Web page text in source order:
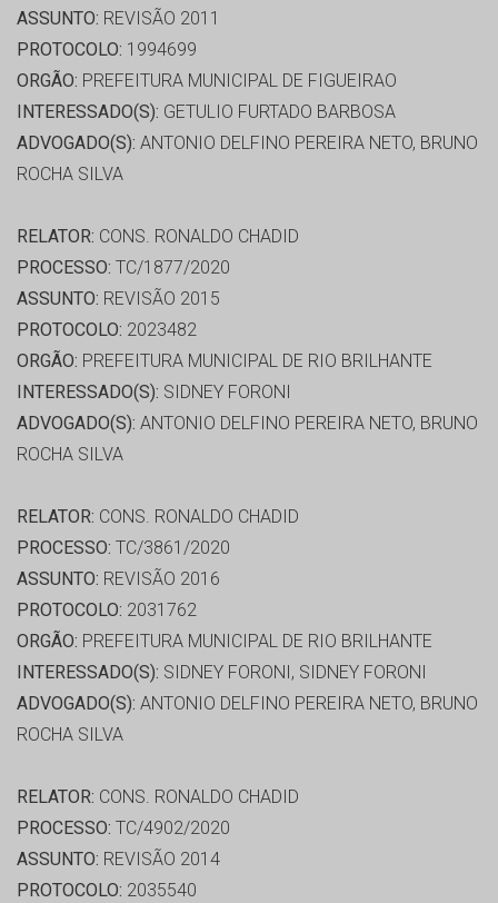
ASSUNTO: REVISÃO 2011
PROTOCOLO: 1994699
ORGÃO: PREFEITURA MUNICIPAL DE FIGUEIRAO
INTERESSADO(S): GETULIO FURTADO BARBOSA
ADVOGADO(S): ANTONIO DELFINO PEREIRA NETO, BRUNO
ROCHA SILVA
RELATOR: CONS. RONALDO CHADID
PROCESSO: TC/1877/2020
ASSUNTO: REVISÃO 2015
PROTOCOLO: 2023482
ORGÃO: PREFEITURA MUNICIPAL DE RIO BRILHANTE
INTERESSADO(S): SIDNEY FORONI
ADVOGADO(S): ANTONIO DELFINO PEREIRA NETO, BRUNO
ROCHA SILVA
RELATOR: CONS. RONALDO CHADID
PROCESSO: TC/3861/2020
ASSUNTO: REVISÃO 2016
PROTOCOLO: 2031762
ORGÃO: PREFEITURA MUNICIPAL DE RIO BRILHANTE
INTERESSADO(S): SIDNEY FORONI, SIDNEY FORONI
ADVOGADO(S): ANTONIO DELFINO PEREIRA NETO, BRUNO
ROCHA SILVA
RELATOR: CONS. RONALDO CHADID
PROCESSO: TC/4902/2020
ASSUNTO: REVISÃO 2014
PROTOCOLO: 2035540